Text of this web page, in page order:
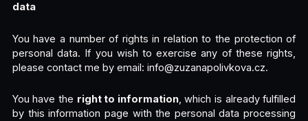
data
You have a number of rights in relation to the protection of
personal data. If you wish to exercise any of these rights,
please contact me by email: info@zuzanapolivkova.cz.
You have the right to information, which is already fulfilled
by this information page with the personal data processing